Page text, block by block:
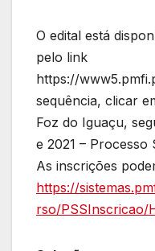
O edital está
pelo link
https://
sequência, clicar
Foz do Iguaçu,
e 2021 – Processo
As inscrições
https://
rso/PSSInscricao/